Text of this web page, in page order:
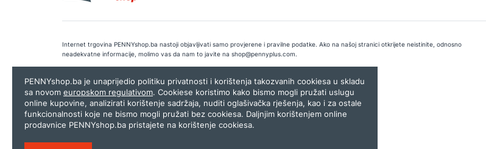
Internet trgovina PENNYshop.ba nastoji objavljivati samo provjerene i pravilne podatke. Ako na našoj stranici otkrijete neistinite, odnosno
neadekvatne informacije, molimo vas da nam to javite na shop@pennyplus.com.
Copyright © 2026.Penny plus d.o.o. Sarajevo.Dizajn i programiranje:Lampa.ba
PENNYshop.ba je unaprijedio politiku privatnosti i korištenja takozvanih cookiesa u skladu
sa novom europskom regulativom. Cookiese koristimo kako bismo mogli pružati uslugu
online kupovine, analizirati korištenje sadržaja, nuditi oglašivačka rješenja, kao i za ostale
funkcionalnosti koje ne bismo mogli pružati bez cookiesa. Daljnjim korištenjem online
prodavnice PENNYshop.ba pristajete na korištenje cookiesa.